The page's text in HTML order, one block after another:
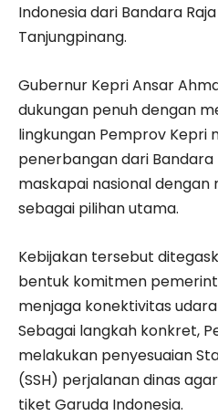
Indonesia dari Bandara
Tanjungpinang.
Gubernur Kepri Ansar
dukungan penuh dengan
lingkungan Pemprov Kepri
penerbangan dari Bandara
maskapai nasional dengan
sebagai pilihan utama.
Kebijakan tersebut
bentuk komitmen
menjaga konektivitas
Sebagai langkah konkret,
melakukan penyesuaian
(SSH) perjalanan dinas
tiket Garuda Indonesia.